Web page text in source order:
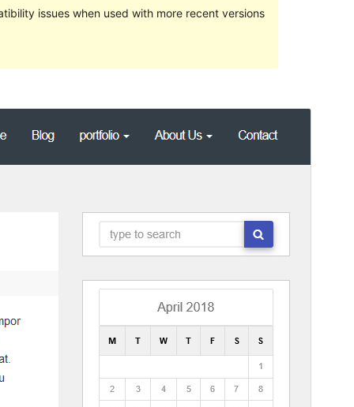
issues when used with more recent versions